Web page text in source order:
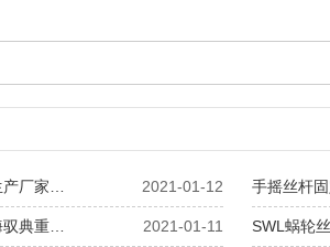
2021-01-12
厂家… 手摇丝杆
2021-01-11
典重… SWL蜗轮